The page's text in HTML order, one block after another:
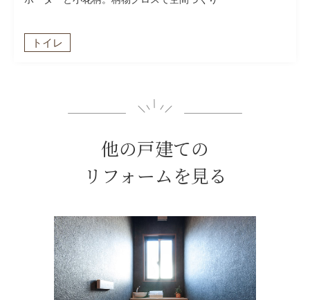
トイレ
他の戸建ての
リフォームを見る